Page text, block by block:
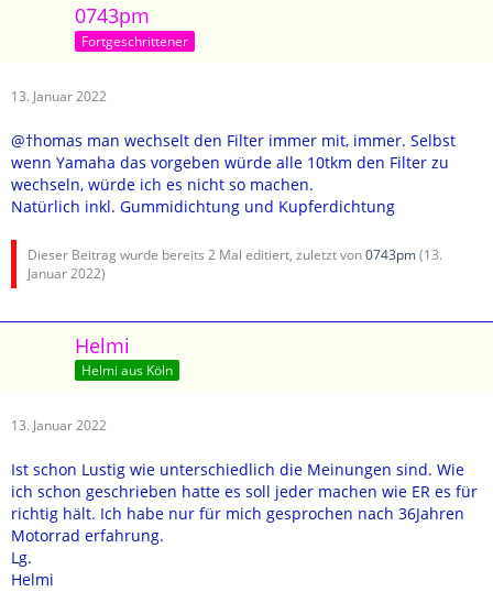
0743pm
Fortgeschrittener
13. Januar 2022
@†homas man wechselt den Filter immer mit, immer. Selbst
wenn Yamaha das vorgeben würde alle 10tkm den Filter zu
wechseln, würde ich es nicht so machen.
Natürlich inkl. Gummidichtung und Kupferdichtung
Dieser Beitrag wurde bereits 2 Mal editiert, zuletzt von0743pm(13.
Januar 2022)
Helmi
Helmi aus Köln
13. Januar 2022
Ist schon Lustig wie unterschiedlich die Meinungen sind. Wie
ich schon geschrieben hatte es soll jeder machen wie ER es für
richtig hält. Ich habe nur für mich gesprochen nach 36Jahren
Motorrad erfahrung.
Lg.
Helmi